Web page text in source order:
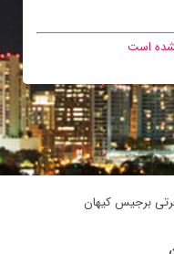
است
برجيس كيهان